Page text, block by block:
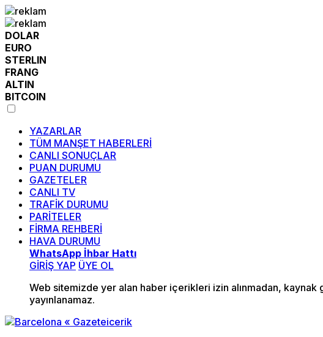
DOLAR
EURO
STERLIN
FRANG
ALTIN
BITCOIN
YAZARLAR
TÜM MANŞET HABERLERİ
CANLI SONUÇLAR
PUAN DURUMU
GAZETELER
CANLI TV
TRAFİK DURUMU
PARİTELER
FİRMA REHBERİ
HAVA DURUMU
WhatsApp İhbar Hattı
GİRİŞ YAP ÜYE OL
Web sitemizde yer alan haber içerikleri izin alınmadan,
yayınlanamaz.